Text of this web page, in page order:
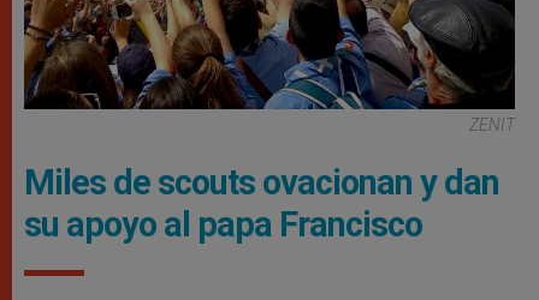
ZENIT
Miles de scouts ovacionan y dan
su apoyo al papa Francisco